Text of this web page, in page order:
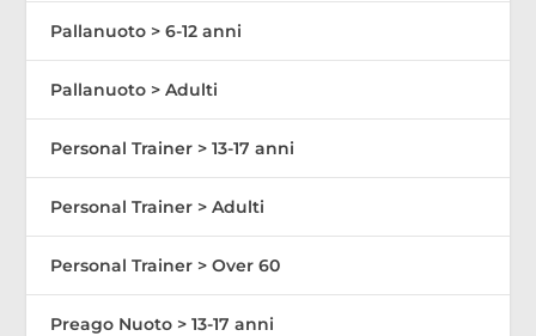
Pallanuoto > 6-12 anni
Pallanuoto > Adulti
Personal Trainer > 13-17 anni
Personal Trainer > Adulti
Personal Trainer > Over 60
Preago Nuoto > 13-17 anni